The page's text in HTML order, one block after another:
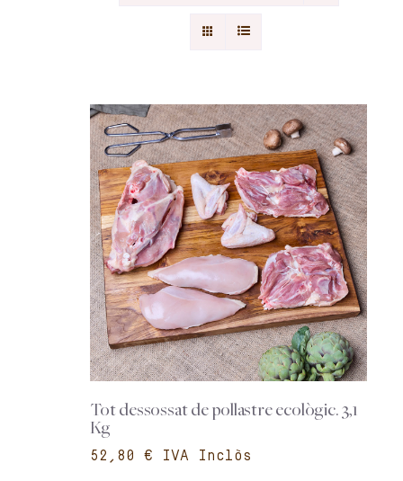
Tot dessossat de pollastre ecològic. 3,1
Kg
€